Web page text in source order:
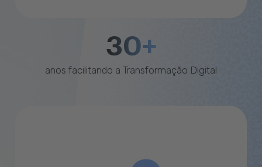
30+
anos facilitando a Transformação Digital